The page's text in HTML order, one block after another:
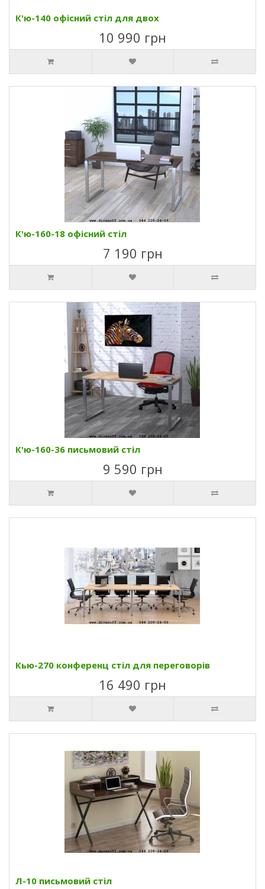
К'ю-140 офісний стіл для двох
10 990 грн
К'ю-160-18 офісний стіл
7 190 грн
К'ю-160-36 письмовий стіл
9 590 грн
Кью-270 конференц стіл для переговорів
16 490 грн
Л-10 письмовий стіл